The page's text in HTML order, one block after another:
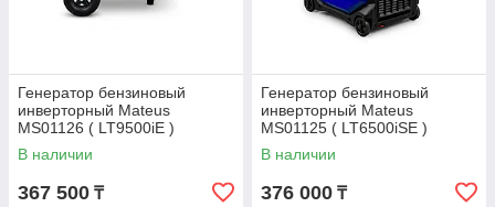
Генератор бензиновый
инверторный Mateus
MS01126 ( LT9500iE )
В наличии
367 500 ₸
Генератор бензиновый
инверторный Mateus
MS01125 ( LT6500iSE )
В наличии
376 000 ₸